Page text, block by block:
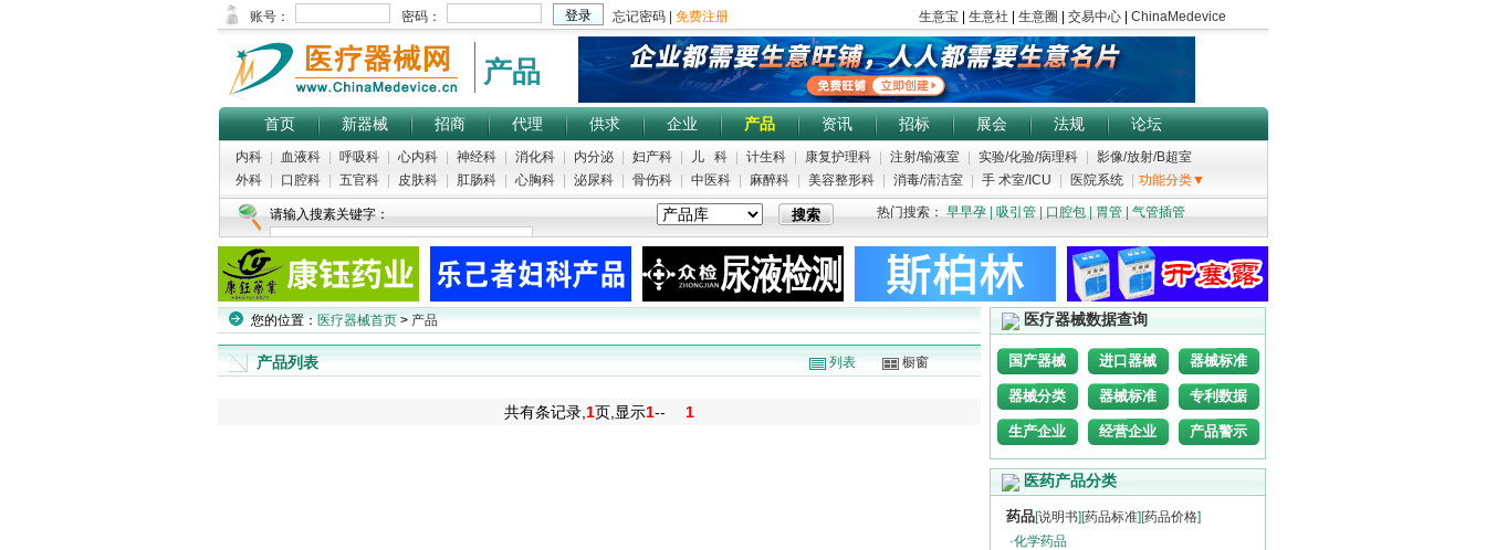
产品
首页 新器械 招商 代理 供求 企业 产品 资讯 招标 展会 法规 论坛
内科 血液科 呼吸科 心内科 神经科 消化科 内分泌 妇产科 儿 科 计生科 康复护理科 注射/输液室 实验/化验/病理科
影像/放射/B超室
外科
口腔科 五官科 皮肤科 肛肠科 心胸科 泌尿科 骨伤科 中医科 麻醉科 美容整形科 消毒/清洁室 手 术室/ICU 医院系统 功能分类▼
请输入搜素关键字： 热门搜索： 早早孕| 吸引管| 口腔包| 胃管| 气管插管
您的位置： 医疗器械首页 > 产品
产品列表 列表 橱窗
共有条记录, 1页,显示1-- 1
医疗器械数据查询
国产器械 进口器械 器械标准
器械分类 器械标准 专利数据
生产企业 经营企业 产品警示
医药产品分类
药品[说明书][药品标准][药品价格]
·化学药品